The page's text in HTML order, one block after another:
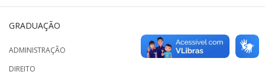
GRADUAÇÃO
ADMINISTRAÇÃO
DIREITO